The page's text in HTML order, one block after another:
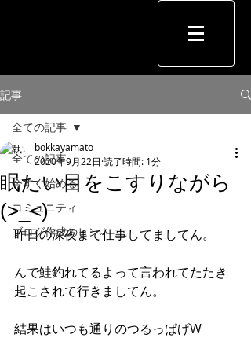
記事
全ての記事
今すぐ始める
コミュニティ
ブログ作成のヒント
全ての記事
眠たい目をこすりながら
(>_<)
bokkayamato
2020年9月22日 読了時間: 1分
昨日の深夜まで仕事してましてん。
んで鮭釣れてるよって言われてたたき
起こされて行きましてん。
結果はいつも通りのつるっぱげW